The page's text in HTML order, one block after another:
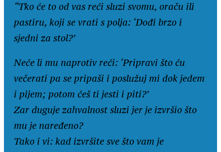
“Tko će to od vas reći sluzi svomu, oraču ili
pastiru, koji se vrati s polja: ‘Dođi brzo i
sjedni za stol?’
Neće li mu naprotiv reći: ‘Pripravi što ću
večerati pa se pripaši i poslužuj mi dok jedem
i pijem; potom ćeš ti jesti i piti?’
Zar duguje zahvalnost sluzi jer je izvršio što
mu je naređeno?
Tako i vi: kad izvršite sve što vam je